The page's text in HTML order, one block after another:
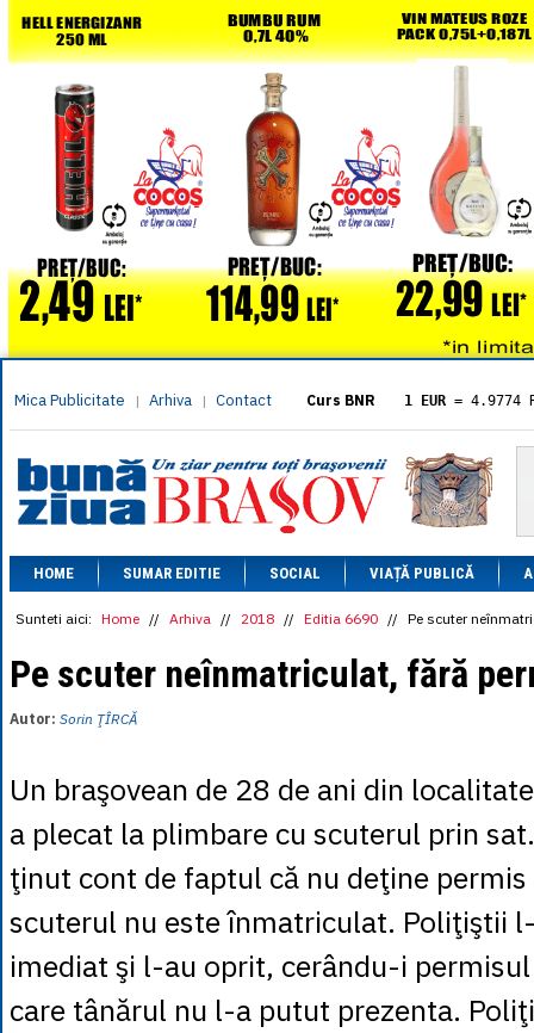
Mica Publicitate | Arhiva | Contact Curs BNR 1 EUR = 4.9774
= 5.8304
1 XAU= 464.4611
1 AED= 1.1933
1 AUD= 2.7957
1 BGN= 2.5449
1 CAD= 3.1559
1 CHF= 5.2813
1 CNY= 0.6015
1 DKK
= 0.6668
1 EGP = 0.0860
1 MDL= 0.2538
1 NOK = 0.4191
1 NZD
1 PLN= 1.1646
1 RSD
1 RUB = 0.0530
1 SEK = 0.4526
1 TRY = 0.1141
1 UAH = 0.1048
1 XDR= 5.9383
1 ZAR= 0.2318
HOME SUMAR EDITIE SOCIAL VIAȚĂ PUBLICĂ
Sunteti aici: Home // Arhiva // 2018 // Editia 6690 // Pe scuter
Pe scuter neînmatriculat, fără
Autor: Sorin ŢÎRCĂ
Un braşovean de 28 de ani din
a plecat la plimbare cu scuterul prin
ţinut cont de faptul că nu deţine permis
scuterul nu este înmatriculat. Poliţiştii
imediat şi l-au oprit, cerându-i
care tânărul nu l-a putut prezenta.